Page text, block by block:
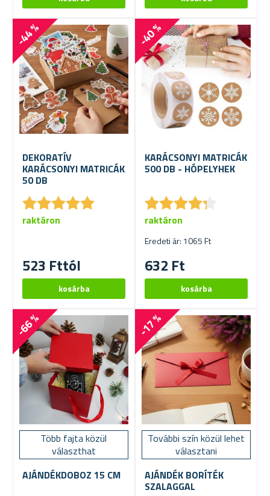
-44 %
DEKORATÍV
KARÁCSONYI MATRICÁK
50 DB
★★★★★
★★★★★
523 Fttól
raktáron
-40 %
KARÁCSONYI MATRICÁK
500 DB - HÓPELYHEK
★★★★★
★★★★★
Eredeti ár: 1065 Ft
632 Ft
raktáron
-66 %
Több fajta közül
választhat
AJÁNDÉKDOBOZ 15 CM
-17 %
További szín közül lehet
választani
AJÁNDÉK BORÍTÉK
SZALAGGAL